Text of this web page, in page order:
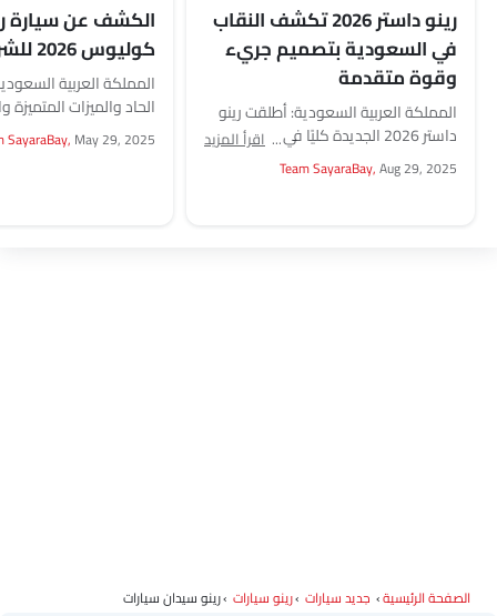
رينو داستر 2026 تكشف النقاب
في السعودية بتصميم جريء
وقوة متقدمة
المملكة العربية السعودية: أطلقت رينو
داستر 2026 الجديدة كليًا في المملكة
العربية السعودية. تتميز بتصميم جريء
جديد، وتقنيات متقدمة، وقوة...
اقرأ المزيد
Team SayaraBay,Aug 29, 2025
الكشف عن سيارة
كوليوس 2026 للشرق الأوسط
المملكة العربية
الحاد والميزات المتميزة
الهجينة تجعله خيارًا
والمحترفين على حدٍ
SayaraBay, May 29, 2025
الصفحة الرئيسية جديد سيارات رينو سيارات رينو سيدان سيارات